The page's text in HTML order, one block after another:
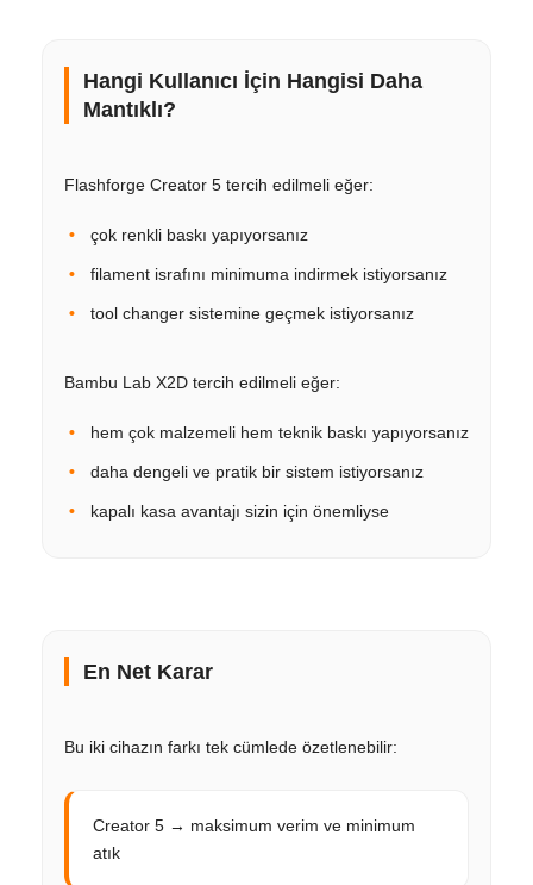
Hangi Kullanıcı İçin Hangisi Daha
Mantıklı?
Flashforge Creator 5 tercih edilmeli eğer:
çok renkli baskı yapıyorsanız
filament israfını minimuma indirmek istiyorsanız
tool changer sistemine geçmek istiyorsanız
Bambu Lab X2D tercih edilmeli eğer:
hem çok malzemeli hem teknik baskı yapıyorsanız
daha dengeli ve pratik bir sistem istiyorsanız
kapalı kasa avantajı sizin için önemliyse
En Net Karar
Bu iki cihazın farkı tek cümlede özetlenebilir:
Creator 5 → maksimum verim ve minimum
atık